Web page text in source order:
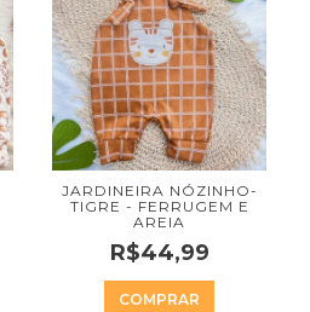
JARDINEIRA NÓZINHO-
TIGRE - FERRUGEM E
AREIA
R$44,99
COMPRAR